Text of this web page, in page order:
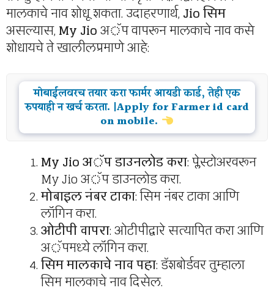
मालकाचे नाव शोधू शकता. उदाहरणार्थ, Jio सिम
असल्यास, My Jioअॅप वापरून मालकाचे नाव कसे
शोधायचे ते खालीलप्रमाणे आहे:
मोबाईलवरच तयार करा फार्मर आयडी कार्ड, तेही एक
रुपयाही न खर्च करता. |Apply for Farmer id card
on mobile.
My Jio अॅप डाउनलोड करा: प्लेस्टोअरवरून
My Jio अॅप डाउनलोड करा.
मोबाइल नंबर टाका: सिम नंबर टाका आणि
लॉगिन करा.
ओटीपी वापरा: ओटीपीद्वारे सत्यापित करा आणि
अॅपमध्ये लॉगिन करा.
सिम मालकाचे नाव पहा: डॅशबोर्डवर तुम्हाला
सिम मालकाचे नाव दिसेल.